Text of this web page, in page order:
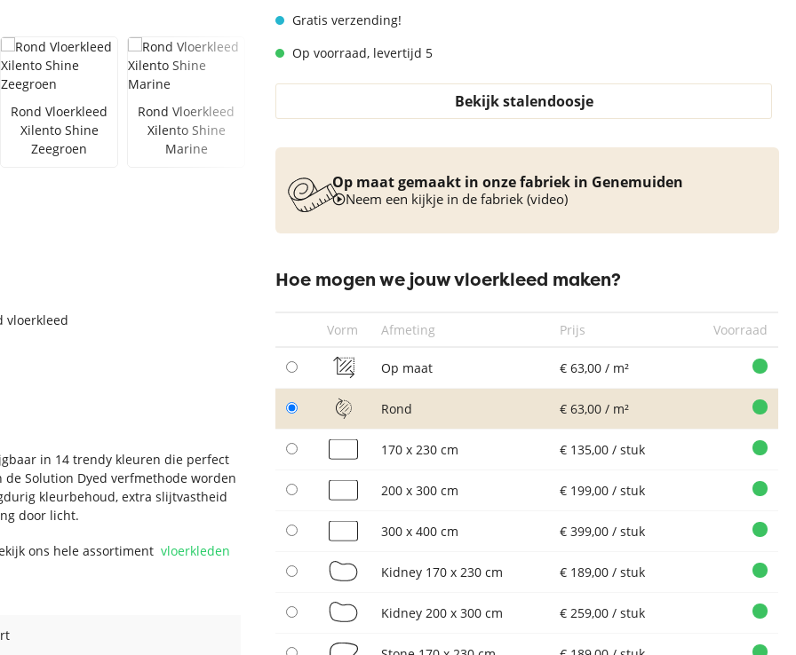
Vloerkleed turquoise
Gratis verzending!
Op voorraad, levertijd 5
Bekijk stalendoosje
Op maat gemaakt in onze fabriek in Genemuiden
Neem een kijkje in de fabriek (video)
Hoe mogen we jouw vloerkleed maken?
Vorm Afmeting Prijs Voorraad
Op maat € 63,00 / m²
Rond € 63,00 / m²
170 x 230 cm € 135,00 / stuk
200 x 300 cm € 199,00 / stuk
300 x 400 cm € 399,00 / stuk
Kidney 170 x 230 cm € 189,00 / stuk
Kidney 200 x 300 cm € 259,00 / stuk
Rond Vloerkleed
Xilento Shine
Zeegroen
Rond Vloerkleed
Xilento Shine
Marine
Mouse
Rond Vloerkleed
Mosterd
Rond Vloerkleed
Xilento Shine
Mid Grey
vloerkleed
in 14 trendy kleuren die perfect
Solution Dyed verfmethode worden
kleurbehoud, extra slijtvastheid
door licht.
ons hele assortimentvloerkleden